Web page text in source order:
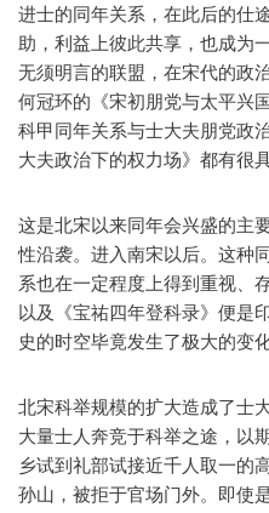
进士的同年关系，在此后的仕
助，利益上彼此共享，也成为
无须明言的联盟，在宋代的政
何冠环的《宋初朋党与太平兴
科甲同年关系与士大夫朋党政
大夫政治下的权力场》都有很
这是北宋以来同年会兴盛的主
性沿袭。进入南宋以后。这种
系也在一定程度上得到重视、
以及《宝祐四年登科录》便是
史的时空毕竟发生了极大的变化
北宋科举规模的扩大造成了士
大量士人奔竞于科举之途，以
乡试到礼部试接近千人取一的
孙山，被拒于官场门外。即使